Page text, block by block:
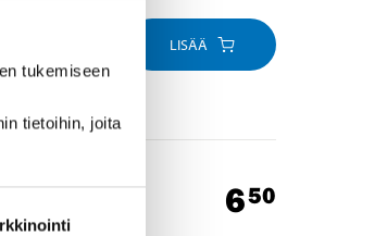
tukemiseen
tietoihin, joita
LISÄÄ
650